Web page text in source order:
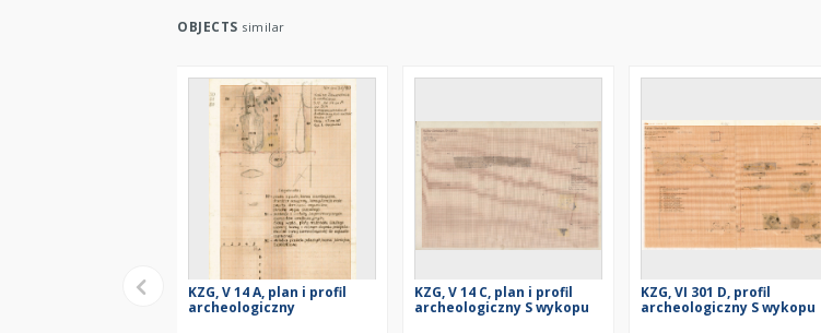
OBJECTS similar
KZG, V 14 A, plan i profil
archeologiczny
KZG, V 14 C, plan i profil
archeologiczny S wykopu
KZG, VI 301 D, profil
archeologiczny S wykopu